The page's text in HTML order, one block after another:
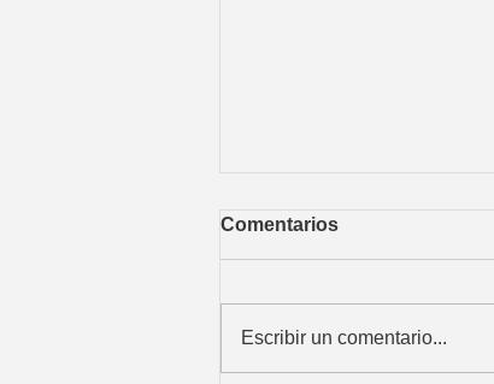
Comentarios
Escribir un comentario...